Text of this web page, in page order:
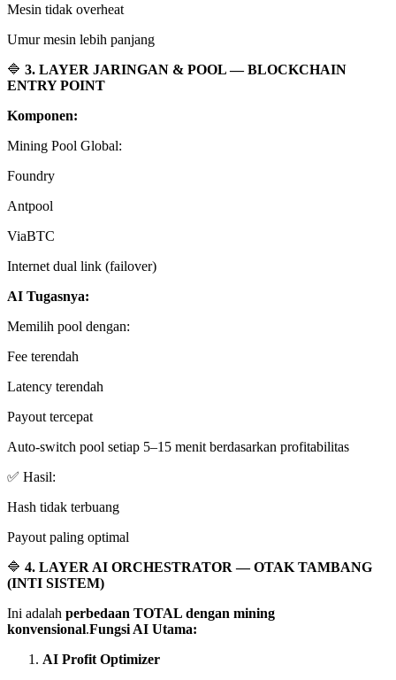
Mesin tidak overheat
Umur mesin lebih panjang
🔷 3. LAYER JARINGAN & POOL — BLOCKCHAIN
ENTRY POINT
Komponen:
Mining Pool Global:
Foundry
Antpool
ViaBTC
Internet dual link (failover)
AI Tugasnya:
Memilih pool dengan:
Fee terendah
Latency terendah
Payout tercepat
Auto-switch pool setiap 5–15 menit berdasarkan profitabilitas
✅ Hasil:
Hash tidak terbuang
Payout paling optimal
🔷 4. LAYER AI ORCHESTRATOR — OTAK TAMBANG
(INTI SISTEM)
Ini adalah perbedaan TOTAL dengan mining
konvensional.Fungsi AI Utama:
AI Profit Optimizer